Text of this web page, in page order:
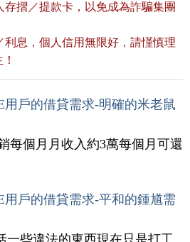
存摺／提款卡，以免成為詐騙集團
利息，個人信用無限好，請慬慎理
用戶的借貸需求-明確的米老鼠
每個月月收入約3萬每個月可還
用戶的借貸需求-平和的鍾馗需
一些違法的東西現在只是打工